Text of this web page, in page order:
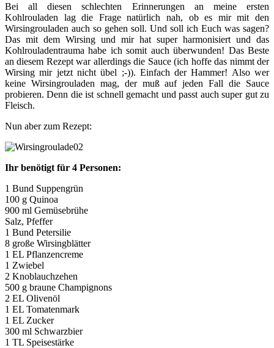
Bei all diesen schlechten Erinnerungen an meine ersten
Kohlrouladen lag die Frage natürlich nah, ob es mir mit den
Wirsingrouladen auch so gehen soll. Und soll ich Euch was sagen?
Das mit dem Wirsing und mir hat super harmonisiert und das
Kohlrouladentrauma habe ich somit auch überwunden! Das Beste
an diesem Rezept war allerdings die Sauce (ich hoffe das nimmt der
Wirsing mir jetzt nicht übel ;-)). Einfach der Hammer! Also wer
keine Wirsingrouladen mag, der muß auf jeden Fall die Sauce
probieren. Denn die ist schnell gemacht und passt auch super gut zu
Fleisch.
Nun aber zum Rezept:
Ihr benötigt für 4 Personen:
1 Bund Suppengrün
100 g Quinoa
900 ml Gemüsebrühe
Salz, Pfeffer
1 Bund Petersilie
8 große Wirsingblätter
1 EL Pflanzencreme
1 Zwiebel
2 Knoblauchzehen
500 g braune Champignons
2 EL Olivenöl
1 EL Tomatenmark
1 EL Zucker
300 ml Schwarzbier
1 TL Speisestärke